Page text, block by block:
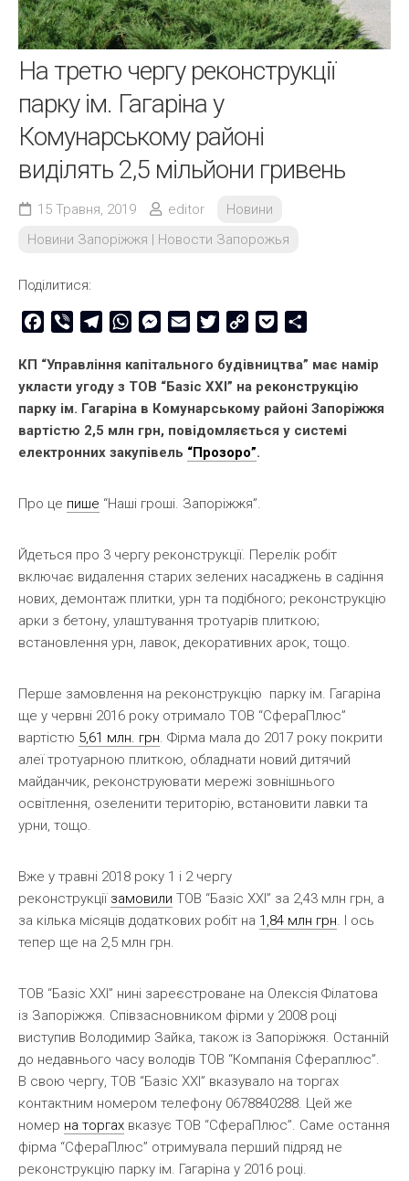
На третю чергу реконструкції
парку ім. Гагаріна у
Комунарському районі
виділять 2,5 мільйони гривень
15 Травня, 2019 editor
Новини
Новини Запоріжжя | Новости Запорожья
Поділитися:
Facebook
Viber TelegramWhatsAppMessenger
Email TwitterCopy
Pocket
КП “Управління капітального будівництва” має намір
укласти угоду з ТОВ “Базіс ХХІ” на реконструкцію
парку ім. Гагаріна в Комунарському районі Запоріжжя
вартістю 2,5 млн грн, повідомляється у системі
електронних закупівель “Прозоро”.
Про це пише “Наші гроші. Запоріжжя”.
Йдеться про 3 чергу реконструкції. Перелік робіт
включає видалення старих зелених насаджень в садіння
нових, демонтаж плитки, урн та подібного; реконструкцію
арки з бетону, улаштування тротуарів плиткою;
встановлення урн, лавок, декоративних арок, тощо.
Перше замовлення на реконструкцію парку ім. Гагаріна
ще у червні 2016 року отримало ТОВ “СфераПлюс”
вартістю 5,61 млн. грн. Фірма мала до 2017 року покрити
алеї тротуарною плиткою, обладнати новий дитячий
майданчик, реконструювати мережі зовнішнього
освітлення, озеленити територію, встановити лавки та
урни, тощо.
Вже у травні 2018 року 1 і 2 чергу
реконструкції замовили ТОВ “Базіс ХХІ” за 2,43 млн грн, а
за кілька місяців додаткових робіт на 1,84 млн грн. І ось
тепер ще на 2,5 млн грн.
ТОВ “Базіс ХХІ” нині зареєстроване на Олексія Філатова
із Запоріжжя. Співзасновником фірми у 2008 році
виступив Володимир Зайка, також із Запоріжжя. Останній
до недавнього часу володів ТОВ “Компанія Сфераплюс”.
В свою чергу, ТОВ “Базіс ХХІ” вказувало на торгах
контактним номером телефону 0678840288. Цей же
номер на торгах вказує ТОВ “СфераПлюс”. Саме остання
фірма “СфераПлюс” отримувала перший підряд не
реконструкцію парку ім. Гагаріна у 2016 році.